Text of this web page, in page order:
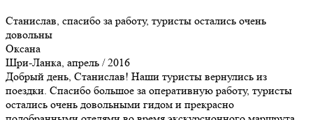
Станислав, спасибо за работу, туристы остались очень
довольны
Оксана
Шри-Ланка, апрель / 2016
Добрый день, Станислав! Наши туристы вернулись из
поездки. Спасибо большое за оперативную работу, туристы
остались очень довольными гидом и прекрасно